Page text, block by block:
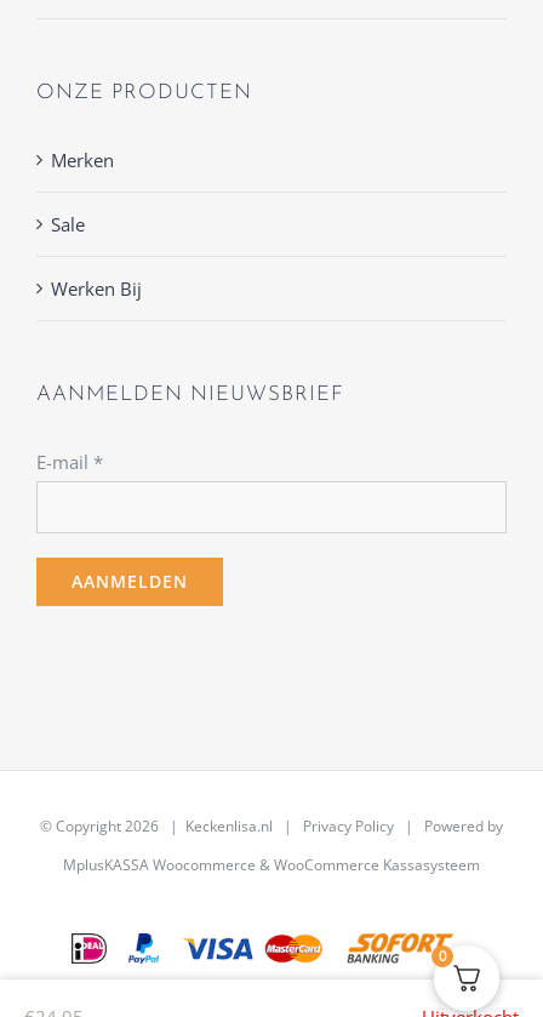
ONZE PRODUCTEN
Merken
Sale
Werken Bij
AANMELDEN NIEUWSBRIEF
E-mail *
© Copyright2026 | Keckenlisa.nl | Privacy Policy | Powered by
MplusKASSA Woocommerce &WooCommerce Kassasysteem
0